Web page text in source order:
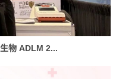
物 ADLM 2...